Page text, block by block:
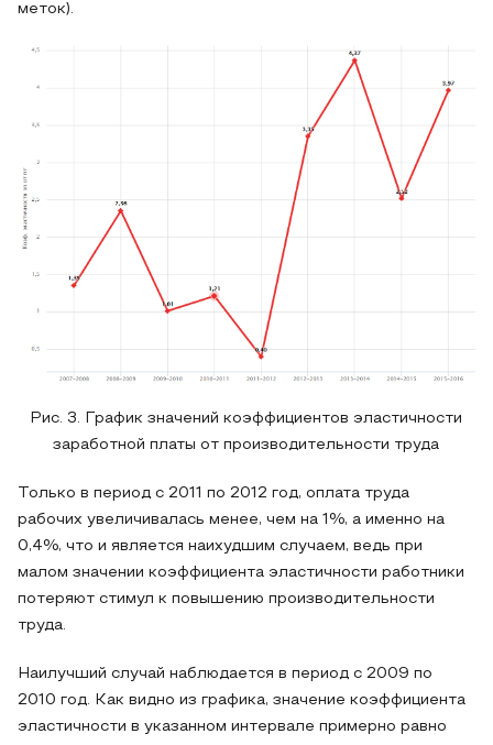
меток).
Рис. 3. График значений коэффициентов эластичности
заработной платы от производительности труда
Только в период с 2011 по 2012 год, оплата труда
рабочих увеличивалась менее, чем на 1%, а именно на
0,4%, что и является наихудшим случаем, ведь при
малом значении коэффициента эластичности работники
потеряют стимул к повышению производительности
труда.
Наилучший случай наблюдается в период с 2009 по
2010 год. Как видно из графика, значение коэффициента
эластичности в указанном интервале примерно равно